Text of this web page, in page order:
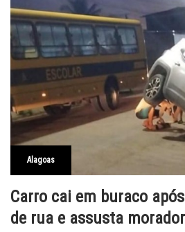
Alagoas
Carro cai em buraco
de rua e assusta